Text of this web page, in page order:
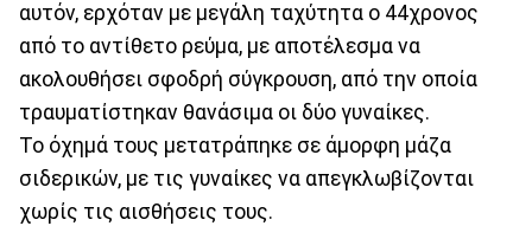
αυτόν, ερχόταν με μεγάλη ταχύτητα ο 44χρονος
από το αντίθετο ρεύμα, με αποτέλεσμα να
ακολουθήσει σφοδρή σύγκρουση, από την οποία
τραυματίστηκαν θανάσιμα οι δύο γυναίκες.
Το όχημά τους μετατράπηκε σε άμορφη μάζα
σιδερικών, με τις γυναίκες να απεγκλωβίζονται
χωρίς τις αισθήσεις τους.